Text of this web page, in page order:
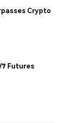
Crypto
7 Futures